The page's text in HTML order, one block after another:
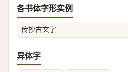
各书体字形实例
传抄古文字
异体字